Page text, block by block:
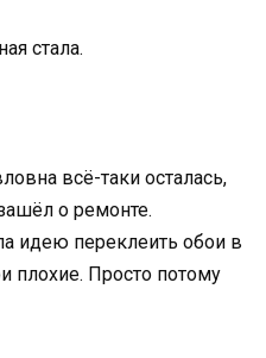
стала.
всё-таки осталась,
о ремонте.
идею переклеить обои в
плохие. Просто потому